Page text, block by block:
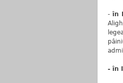
- în
- în